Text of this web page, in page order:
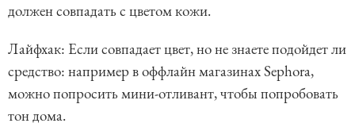
должен совпадать с цветом кожи.
Лайфхак: Если совпадает цвет, но не знаете подойдет ли
средство: например в оффлайн магазинах Sephora,
можно попросить мини-отливант, чтобы попробовать
тон дома.